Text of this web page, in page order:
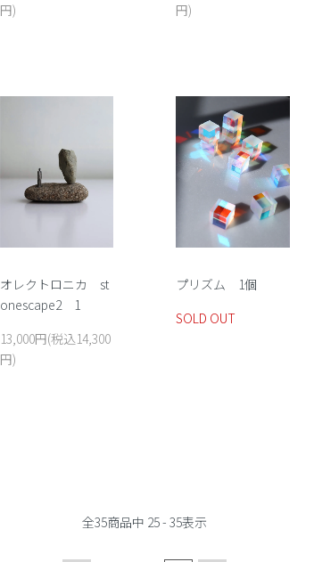
円)
円)
オレクトロニカ st
onescape2 1
13,000円(税込14,300
円)
プリズム 1個
SOLD OUT
全35商品中 25 - 35表示